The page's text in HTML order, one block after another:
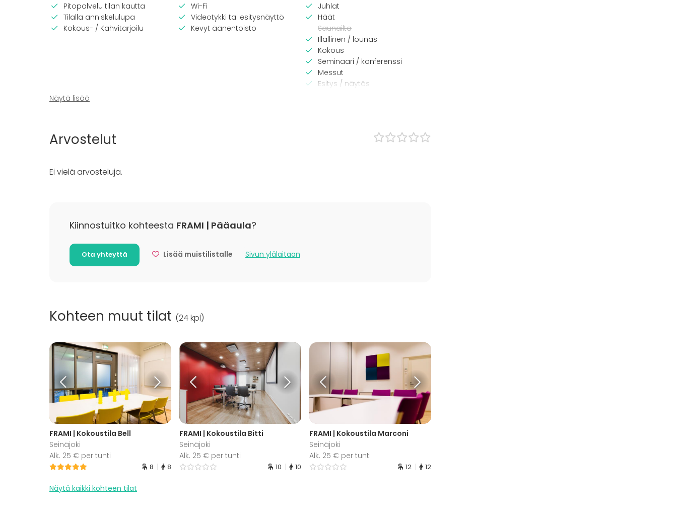
Pitopalvelu tilan kautta
Tilalla anniskelulupa
Kokous- / Kahvitarjoilu
Wi-Fi
Videotykki tai esitysnäyttö
Kevyt äänentoisto
Juhlat
Häät
Saunailta
Illallinen / lounas
Kokous
Seminaari / konferenssi
Messut
Esitys / näytös
Juhlasali
Näytä lisää
Arvostelut
Ei vielä arvosteluja.
Kiinnostuitko kohteesta FRAMI | Pääaula?
Ota yhteyttä Lisää muistilistalle Sivun ylälaitaan
Kohteen muut tilat (24 kpl)
FRAMI | Kokoustila Bell
Seinäjoki
Alk. 25 € per tunti
8 8
FRAMI | Kokoustila Bitti
Seinäjoki
Alk. 25 € per tunti
10 10
FRAMI | Kokoustila Marconi
Seinäjoki
Alk. 25 € per tunti
12 12
Näytä kaikki kohteen tilat